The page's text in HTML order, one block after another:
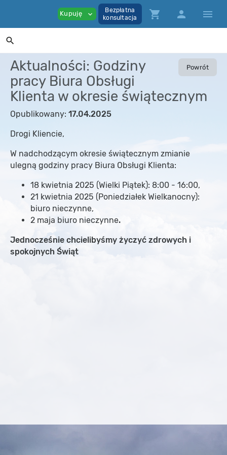
Kupuję expand_more
Bezpłatna
konsultacja
shopping_cart person menu
search
Powrót
Aktualności: Godziny
pracy Biura Obsługi
Klienta w okresie świątecznym
Opublikowany: 17.04.2025
Drogi Kliencie,
W nadchodzącym okresie świątecznym zmianie
ulegną godziny pracy Biura Obsługi Klienta:
18 kwietnia 2025 (Wielki Piątek): 8:00 - 16:00,
21 kwietnia 2025 (Poniedziałek Wielkanocny):
biuro nieczynne,
2 maja biuro nieczynne.
Jednocześnie chcielibyśmy życzyć zdrowych i
spokojnych Świąt